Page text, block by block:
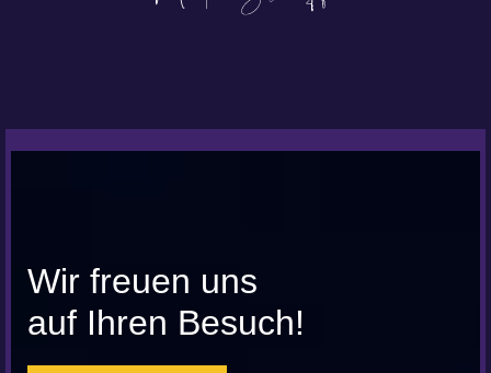
Wir freuen uns
auf Ihren Besuch!